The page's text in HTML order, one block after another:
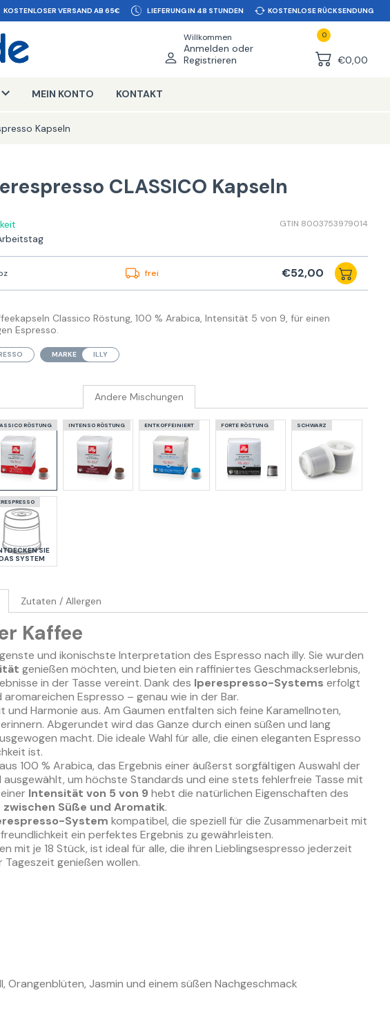
KOSTENLOSER VERSAND AB 65€ LIEFERUNG IN 48 STUNDEN KOSTENLOSE RÜCKSENDUNG
Willkommen
Anmelden oder
Registrieren
0
€0,00
MEIN KONTO KONTAKT
Kapseln
CLASSICO Kapseln
GTIN 8003753979014
frei €52,00
Classico Röstung, 100 % Arabica, Intensität 5 von 9, für einen
Espresso.
MARKE ILLY
Andere Mischungen
RÖSTUNG INTENSO RÖSTUNG ENTKOFFEINIERT FORTE RÖSTUNG SCHWARZ
SIE
SYSTEM
Zutaten / Allergen
Kaffee
und ikonischste Interpretation des Espresso nach illy. Sie wurden
genießen möchten, und bieten ein raffiniertes Geschmackserlebnis,
in der Tasse vereint. Dank des Iperespresso-Systems erfolgt
Espresso – genau wie in der Bar.
Harmonie aus. Am Gaumen entfalten sich feine Karamellnoten,
Abgerundet wird das Ganze durch einen süßen und lang
macht. Die ideale Wahl für alle, die einen eleganten Espresso
ist.
100 % Arabica, das Ergebnis einer äußerst sorgfältigen Auswahl der
um höchste Standards und eine stets fehlerfreie Tasse mit
Intensität von 5 von 9 hebt die natürlichen Eigenschaften des
Süße und Aromatik.
System kompatibel, die speziell für die Zusammenarbeit mit
ein perfektes Ergebnis zu gewährleisten.
mit je 18 Stück, ist ideal für alle, die ihren Lieblingsespresso jederzeit
genießen wollen.
Jasmin und einem süßen Nachgeschmack